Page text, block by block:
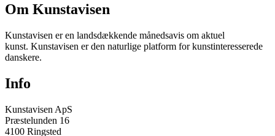
Om Kunstavisen
Kunstavisen er en landsdækkende månedsavis om aktuel
kunst. Kunstavisen er den naturlige platform for kunstinteresserede
danskere.
Info
Kunstavisen ApS
Præstelunden 16
4100 Ringsted